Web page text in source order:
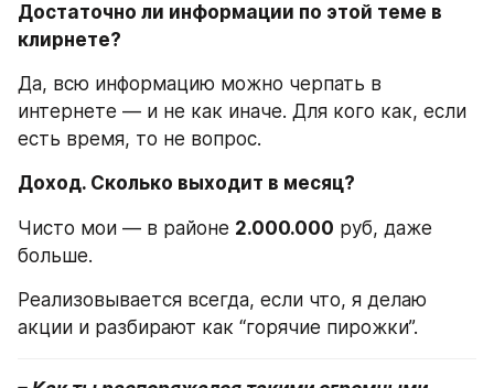
Достаточно ли информации по этой теме в
клирнете?
Да, всю информацию можно черпать в
интернете — и не как иначе. Для кого как, если
есть время, то не вопрос.
Доход. Сколько выходит в месяц?
Чисто мои — в районе 2.000.000 руб, даже
больше.
Реализовывается всегда, если что, я делаю
акции и разбирают как “горячие пирожки”.